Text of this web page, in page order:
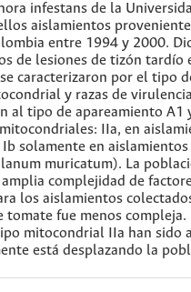
infestans de la
aislamientos
entre 1994 y 2000.
de lesiones de tizón tardío
caracterizaron por el tipo
y razas de
al tipo de apareamiento A1
IIa, en
solamente en
muricatum). La
complejidad de
los aislamientos
tomate fue menos
mitocondrial IIa han sido
está desplazando la